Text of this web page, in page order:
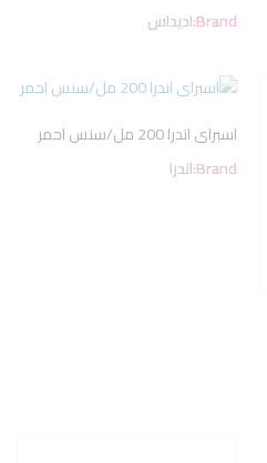
Brand:اديداس
اسبراى اندرا 200 مل/سنس احمر
Brand:اندرا